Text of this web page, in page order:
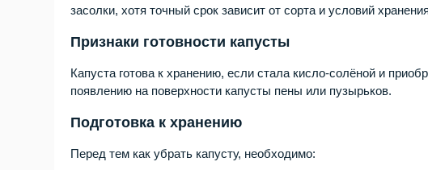
засолки, хотя точный срок зависит от сорта и условий
Признаки готовности капусты
Капуста готова к хранению, если стала кисло-солёной и
появлению на поверхности капусты пены или пузырьков.
Подготовка к хранению
Перед тем как убрать капусту, необходимо: